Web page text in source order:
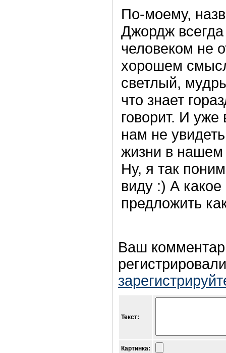
По-моему,
Джордж
человеком не
хорошем
светлый,
что знает
говорит. И уже
нам не
жизни в
Ну, я так
виду :) А
предложить
Ваш
Текст:
Картинка: